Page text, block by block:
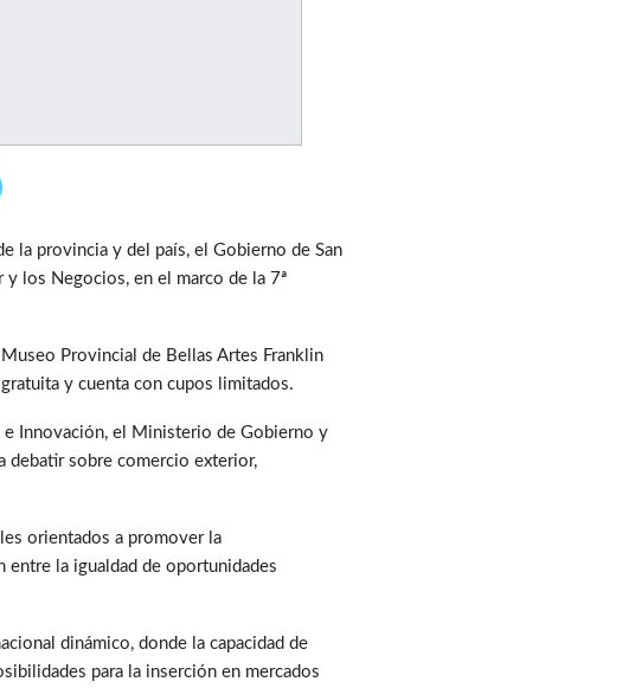
la provincia y del país, el Gobierno de San
los Negocios, en el marco de la 7ª
Provincial de Bellas Artes Franklin
y cuenta con cupos limitados.
Innovación, el Ministerio de Gobierno y
debatir sobre comercio exterior,
orientados a promover la
entre la igualdad de oportunidades
dinámico, donde la capacidad de
para la inserción en mercados